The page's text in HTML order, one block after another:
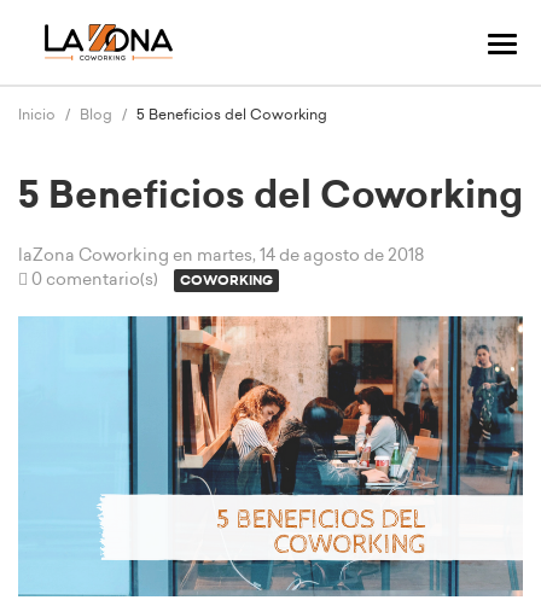
Inicio Blog 5 Beneficios del Coworking
5 Beneficios del Coworking
laZona Coworking en martes, 14 de agosto de 2018
0 comentario(s)
COWORKING